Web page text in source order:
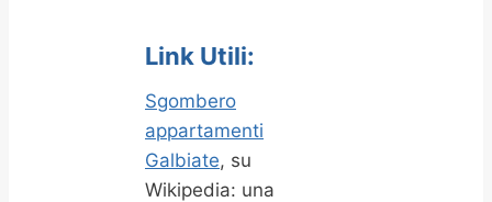
Link Utili:
Sgombero
appartamenti
Galbiate, su
Wikipedia: una